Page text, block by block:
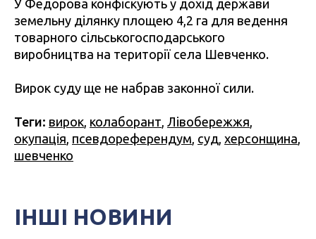
У Федорова конфіскують у дохід держави
земельну ділянку площею 4,2 га для ведення
товарного сільськогосподарського
виробництва на території села Шевченко.
Вирок суду ще не набрав законної сили.
Теги: вирок, колаборант, Лівобережжя,
окупація, псевдореферендум, суд, херсонщина,
шевченко
ІНШІ НОВИНИ